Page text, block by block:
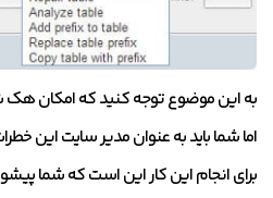
به این موضوع توجه کنید که امکان هک
اما شما باید به عنوان مدیر سایت این